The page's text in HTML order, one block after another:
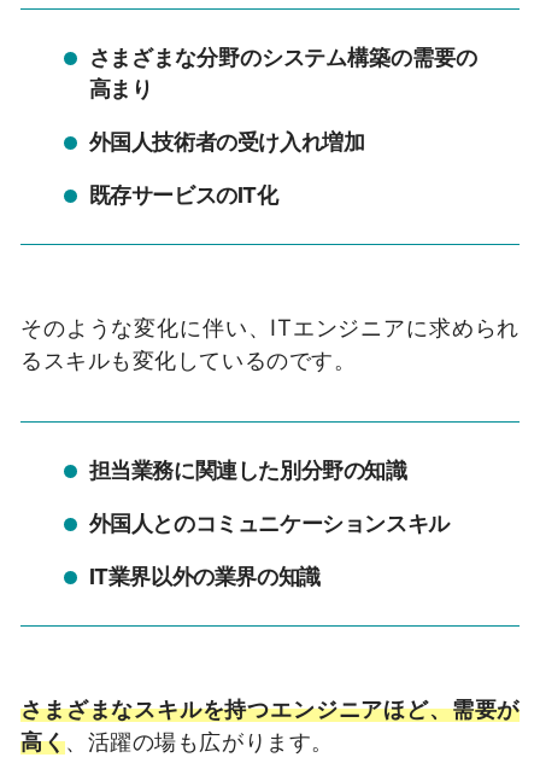
さまざまな分野のシステム構築の需要の
高まり
外国人技術者の受け入れ増加
既存サービスのIT化
そのような変化に伴い、ITエンジニアに求められ
るスキルも変化しているのです。
担当業務に関連した別分野の知識
外国人とのコミュニケーションスキル
IT業界以外の業界の知識
さまざまなスキルを持つエンジニアほど、需要が
高く、活躍の場も広がります。